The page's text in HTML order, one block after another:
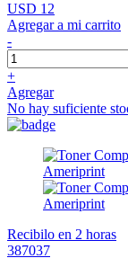
USD 12
Agregar a mi carrito
-
+
Agregar
No hay suficiente
Recibilo en 2 horas
387037